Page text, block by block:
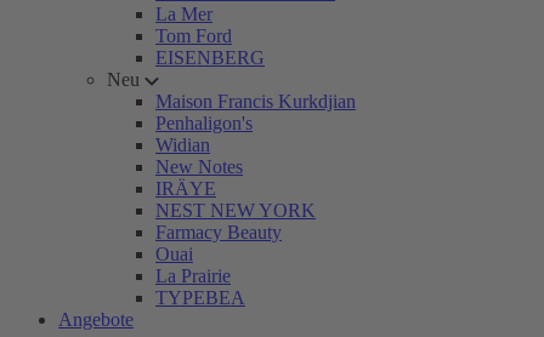
La Mer
Tom Ford
EISENBERG
Neu
Maison Francis Kurkdjian
Penhaligon's
Widian
New Notes
IRÄYE
NEST NEW YORK
Farmacy Beauty
Ouai
La Prairie
TYPEBEA
Angebote